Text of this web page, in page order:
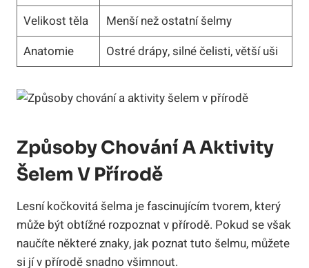
Velikost těla
Menší než ostatní šelmy
Anatomie
Ostré drápy, silné čelisti, větší uši
Způsoby Chování A Aktivity
Šelem V Přírodě
Lesní kočkovitá šelma je fascinujícím tvorem, který
může být obtížné rozpoznat v přírodě. Pokud se však
naučíte některé znaky, jak poznat tuto šelmu, můžete
si jí v přírodě snadno všimnout.